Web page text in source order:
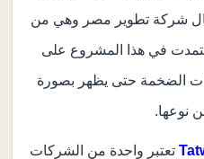
شركة تطوير مصر وهي من
في هذا المشروع على
الضخمة حتى يظهر بصورة
نوعها.
تعتبر واحدة من الشركات